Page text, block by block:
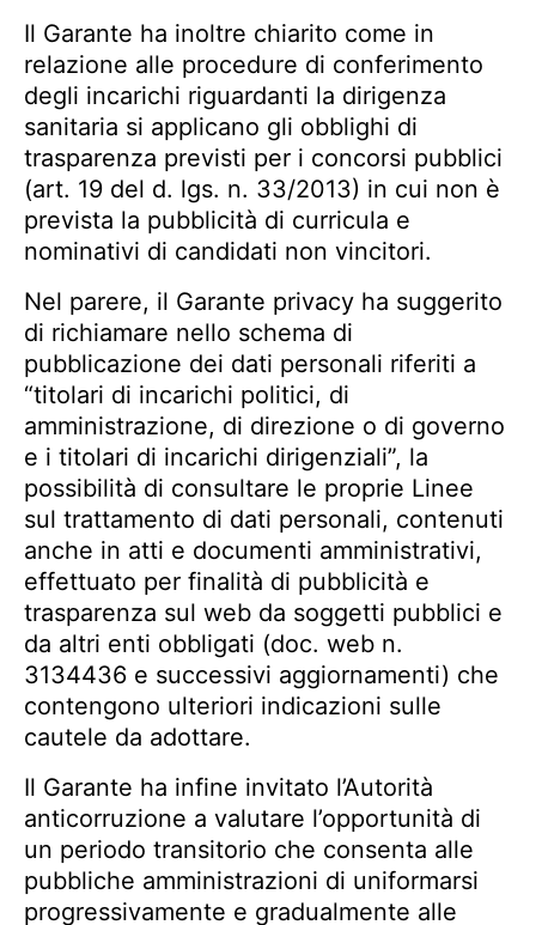
Il Garante ha inoltre chiarito come in
relazione alle procedure di conferimento
degli incarichi riguardanti la dirigenza
sanitaria si applicano gli obblighi di
trasparenza previsti per i concorsi pubblici
(art. 19 del d. lgs. n. 33/2013) in cui non è
prevista la pubblicità di curricula e
nominativi di candidati non vincitori.
Nel parere, il Garante privacy ha suggerito
di richiamare nello schema di
pubblicazione dei dati personali riferiti a
“titolari di incarichi politici, di
amministrazione, di direzione o di governo
e i titolari di incarichi dirigenziali”, la
possibilità di consultare le proprie Linee
sul trattamento di dati personali, contenuti
anche in atti e documenti amministrativi,
effettuato per finalità di pubblicità e
trasparenza sul web da soggetti pubblici e
da altri enti obbligati (doc. web n.
3134436 e successivi aggiornamenti) che
contengono ulteriori indicazioni sulle
cautele da adottare.
Il Garante ha infine invitato l’Autorità
anticorruzione a valutare l’opportunità di
un periodo transitorio che consenta alle
pubbliche amministrazioni di uniformarsi
progressivamente e gradualmente alle